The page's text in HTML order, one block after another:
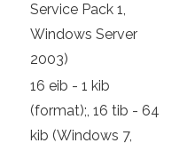
Service Pack 1,
Windows Server
2003)
16 eib - 1 kib
(format);, 16 tib - 64
kib (Windows 7,